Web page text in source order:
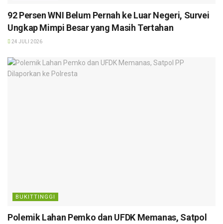
92 Persen WNI Belum Pernah ke Luar Negeri, Survei
Ungkap Mimpi Besar yang Masih Tertahan
24 JULI 2026
BUKITTINGGI
Polemik Lahan Pemko dan UFDK Memanas, Satpol